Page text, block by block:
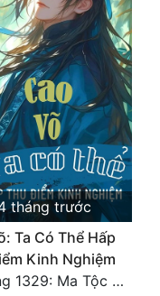
tháng trước
Ta Có Thể Hấp
Kinh Nghiệm
Chương 1329: Ma Tộc đại công chúa Thương Nguyệt